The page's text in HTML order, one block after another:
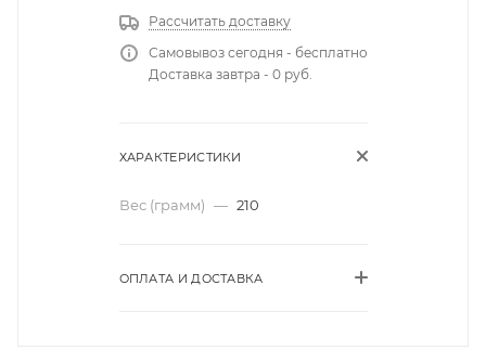
Рассчитать доставку
Самовывоз сегодня - бесплатно
Доставка завтра - 0 руб.
ХАРАКТЕРИСТИКИ
Вес (грамм) — 210
ОПЛАТА И ДОСТАВКА